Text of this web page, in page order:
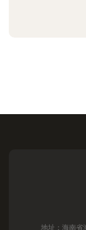
地址：海南省